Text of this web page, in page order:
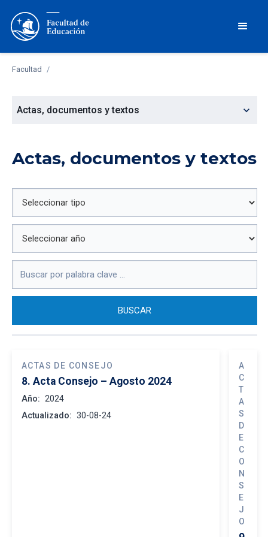
Facultad /
Actas, documentos y textos expand_more
Actas, documentos y textos
ACTAS DE CONSEJO
8. Acta Consejo – Agosto 2024
Año: 2024
Actualizado: 30-08-24
A
C
T
A
S
D
E
C
O
N
S
E
J
O